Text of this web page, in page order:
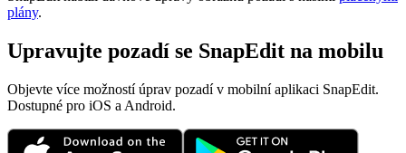
plány.
Upravujte pozadí se SnapEdit na mobilu
Objevte více možností úprav pozadí v mobilní aplikaci SnapEdit.
Dostupné pro iOS a Android.